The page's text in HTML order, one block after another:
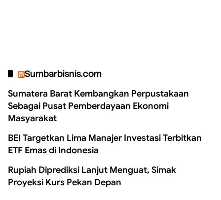
Sumbarbisnis.com
Sumatera Barat Kembangkan Perpustakaan
Sebagai Pusat Pemberdayaan Ekonomi
Masyarakat
BEI Targetkan Lima Manajer Investasi Terbitkan
ETF Emas di Indonesia
Rupiah Diprediksi Lanjut Menguat, Simak
Proyeksi Kurs Pekan Depan